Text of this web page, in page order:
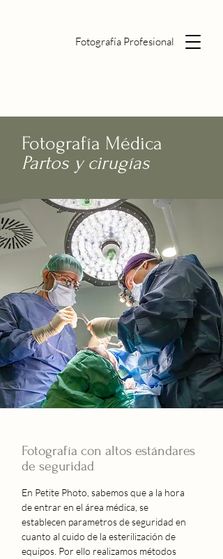
Fotografía Profesional
Fotografía Médica
Partos y cirugías
Fotografía con altos estándares
de seguridad
En Petite Photo, sabemos que a la hora
de entrar en el área médica, se
establecen parametros de seguridad en
cuanto al cuido de la esterilización de
equipos. Por ello realizamos métodos